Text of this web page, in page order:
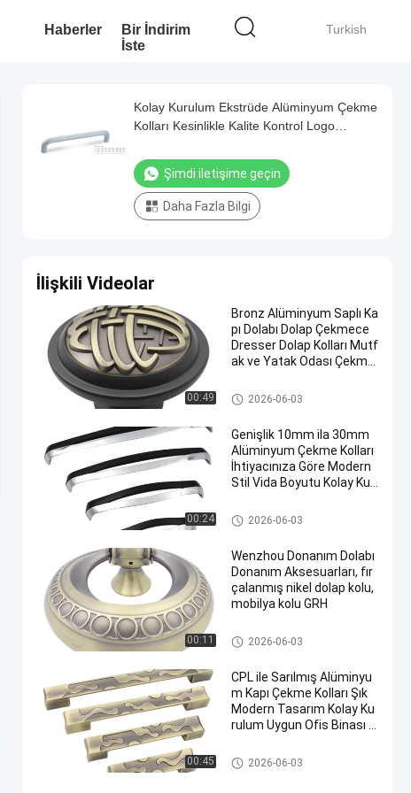
Turkish
Haberler
Bir İndirim
İste
Kolay Kurulum Ekstrüde Alüminyum Çekme
Kolları Kesinlikle Kalite Kontrol Logo
Şimdi iletişime geçin
Daha Fazla Bilgi
İlişkili Videolar
00:49
Bronz Alüminyum Saplı Ka
pı Dolabı Dolap Çekmece
Dresser Dolap Kolları Mutf
ak ve Yatak Odası Çekme
Alüminyum Çekme Kolları
2026-06-03
00:24
Genişlik 10mm ila 30mm
Alüminyum Çekme Kolları
İhtiyacınıza Göre Modern
Stil Vida Boyutu Kolay Kur
Tasarlanmıştır
Alüminyum Çekme Kolları
2026-06-03
00:11
Wenzhou Donanım Dolabı
Donanım Aksesuarları, fır
çalanmış nikel dolap kolu,
mobilya kolu GRH
Alüminyum Çekme Kolları
2026-06-03
00:45
CPL ile Sarılmış Alüminyu
m Kapı Çekme Kolları Şık
Modern Tasarım Kolay Ku
rulum Uygun Ofis Binası G
Alüminyum Çekme Kolları
2026-06-03